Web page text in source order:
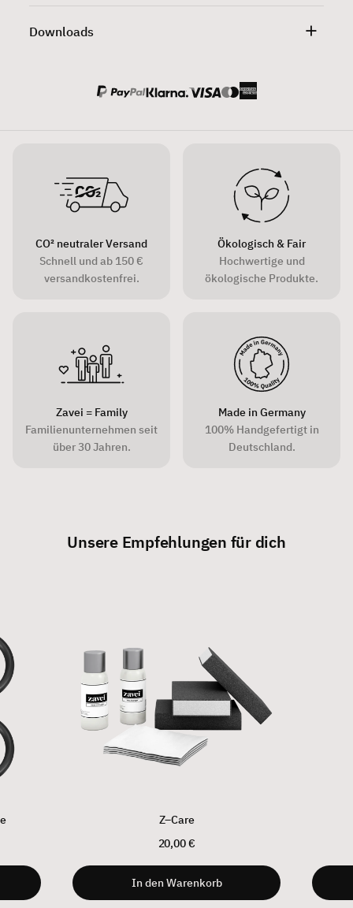
Downloads
CO² neutraler Versand
Schnell und ab 150 €
versandkostenfrei.
Ökologisch & Fair
Hochwertige und
ökologische Produkte.
Zavei = Family
Familienunternehmen seit
über 30 Jahren.
Made in Germany
100% Handgefertigt in
Deutschland.
Unsere Empfehlungen für dich
Z–Care
20,00 €
In den Warenkorb